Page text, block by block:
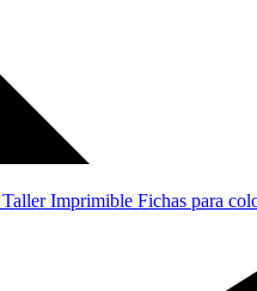
TallerImprimible Fichas para